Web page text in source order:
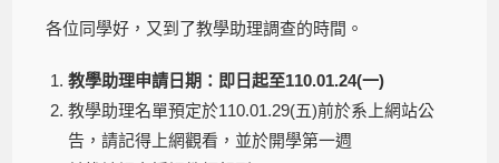
各位同學好，又到了教學助理調查的時間。
教學助理申請日期：即日起至110.01.24(一)
教學助理名單預定於110.01.29(五)前於系上網站公
告，請記得上網觀看，並於開學第一週